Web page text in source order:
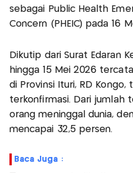
sebagai Public Health
Concern (PHEIC) pada 16
Dikutip dari Surat Edaran
hingga 15 Mei 2026
di Provinsi Ituri, RD
terkonfirmasi. Dari jumlah
orang meninggal dunia,
mencapai 32,5 persen.
Baca Juga :